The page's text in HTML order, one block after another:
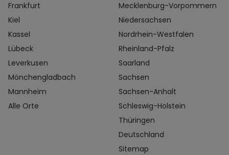
Frankfurt
Kiel
Kassel
Lübeck
Leverkusen
Mönchengladbach
Mannheim
Alle Orte
Mecklenburg-Vorpommern
Niedersachsen
Nordrhein-Westfalen
Rheinland-Pfalz
Saarland
Sachsen
Sachsen-Anhalt
Schleswig-Holstein
Thüringen
Deutschland
Sitemap